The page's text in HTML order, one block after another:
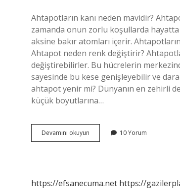
Ahtapotların kanı neden mavidir?
zamanda onun zorlu koşullarda
aksine bakır atomları içerir.
Ahtapot neden renk değiştirir?
değiştirebilirler. Bu hücrelerin
sayesinde bu kese genişleyebilir ve
ahtapot yenir mi? Dünyanın en zehirli
küçük boyutlarına…
Devamını okuyun Ahtapotun
Kani
10 Yorum
https://efsanecuma.net https://